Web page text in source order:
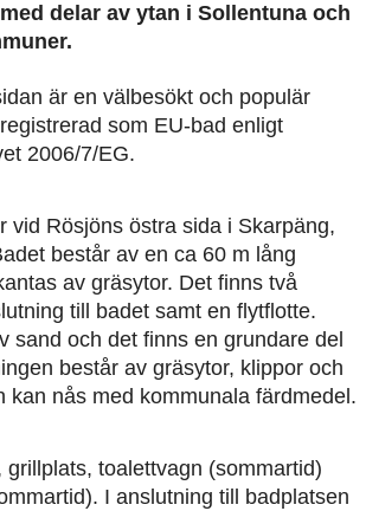
delar av ytan i Sollentuna och
är en välbesökt och populär
som EU-bad enligt
2006/7/EG.
vid Rösjöns östra sida i Skarpäng,
består av en ca 60 m lång
av gräsytor. Det finns två
till badet samt en flytflotte.
sand och det finns en grundare del
består av gräsytor, klippor och
kan nås med kommunala färdmedel.
grillplats, toalettvagn (sommartid)
I anslutning till badplatsen